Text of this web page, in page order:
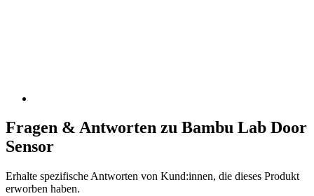
Fragen & Antworten zu Bambu Lab Door
Sensor
Erhalte spezifische Antworten von Kund:innen, die dieses Produkt
erworben haben.